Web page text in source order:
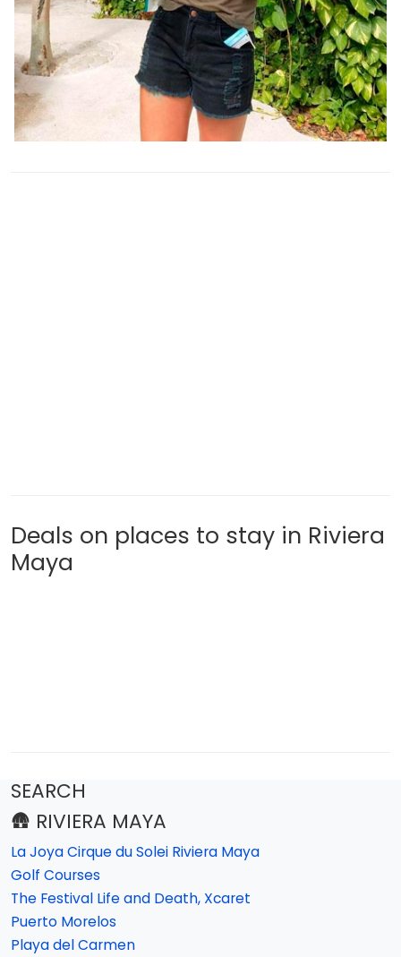
Deals on places to stay in Riviera
Maya
SEARCH
🛖 RIVIERA MAYA
La Joya Cirque du Solei Riviera Maya
Golf Courses
The Festival Life and Death, Xcaret
Puerto Morelos
Playa del Carmen